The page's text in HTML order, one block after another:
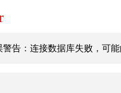
警告：连接数据库失败，可